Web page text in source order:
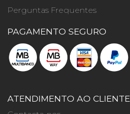
Perguntas Frequentes
PAGAMENTO SEGURO
ATENDIMENTO AO CLIENTE